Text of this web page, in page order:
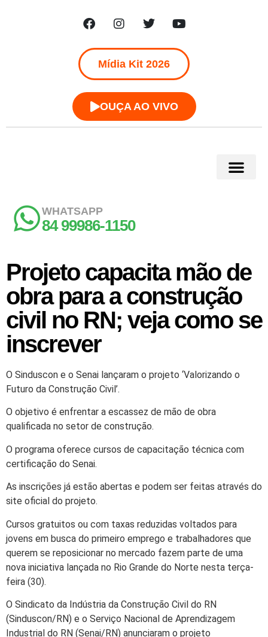
Mídia Kit 2026
OUÇA AO VIVO
WHATSAPP
84 99986-1150
Projeto capacita mão de
obra para a construção
civil no RN; veja como se
inscrever
O Sinduscon e o Senai lançaram o projeto ‘Valorizando o
Futuro da Construção Civil’.
O objetivo é enfrentar a escassez de mão de obra
qualificada no setor de construção.
O programa oferece cursos de capacitação técnica com
certificação do Senai.
As inscrições já estão abertas e podem ser feitas através do
site oficial do projeto.
Cursos gratuitos ou com taxas reduzidas voltados para
jovens em busca do primeiro emprego e trabalhadores que
querem se reposicionar no mercado fazem parte de uma
nova iniciativa lançada no Rio Grande do Norte nesta terça-
feira (30).
O Sindicato da Indústria da Construção Civil do RN
(Sinduscon/RN) e o Serviço Nacional de Aprendizagem
Industrial do RN (Senai/RN) anunciaram o projeto